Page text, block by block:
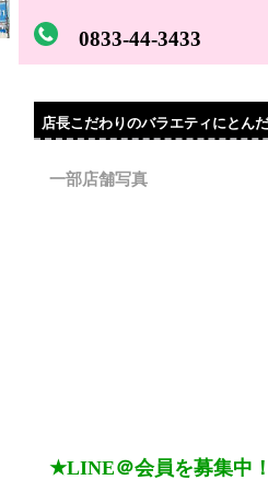
0833-44-3433
店長こだわりのバラエティにとん
一部店舗写真
★LINE＠会員を募集中